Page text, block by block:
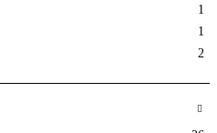
1
1
2